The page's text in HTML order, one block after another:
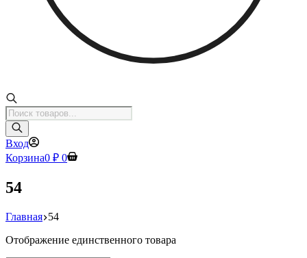
Поиск
товаров
Вход
Корзина0 ₽ 0
54
Главная 54
Отображение единственного товара